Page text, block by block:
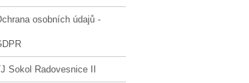
osobních údajů -
Sokol Radovesnice II